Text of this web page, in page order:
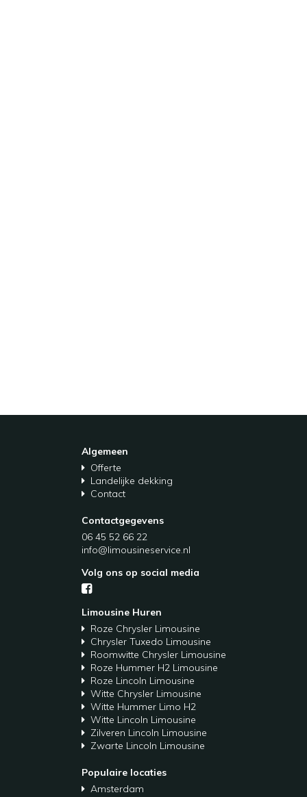
Algemeen
Offerte
Landelijke dekking
Contact
Contactgegevens
06 45 52 66 22
info@limousineservice.nl
Volg ons op social media
Limousine Huren
Roze Chrysler Limousine
Chrysler Tuxedo Limousine
Roomwitte Chrysler Limousine
Roze Hummer H2 Limousine
Roze Lincoln Limousine
Witte Chrysler Limousine
Witte Hummer Limo H2
Witte Lincoln Limousine
Zilveren Lincoln Limousine
Zwarte Lincoln Limousine
Populaire locaties
Amsterdam